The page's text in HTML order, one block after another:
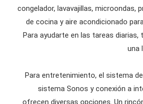
congelador, lavavajillas, microondas,
de cocina y aire acondicionado
Para ayudarte en las tareas diarias,
una
Para entretenimiento, el sistema
sistema Sonos y conexión a
ofrecen diversas opciones. Un